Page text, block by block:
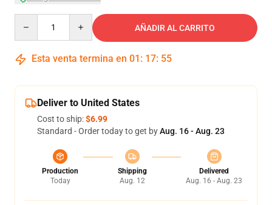
AÑADIR AL CARRITO
Esta venta termina en 01 : 17: 54
Deliver to United States
Cost to ship:$6.99
Standard - Order today to get byAug. 16 - Aug. 23
Production
Today
Shipping
Aug. 12
Delivered
Aug. 16 - Aug. 23